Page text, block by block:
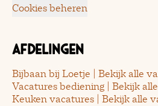
Cookies beheren
Afdelingen
Bijbaan bij Loetje | Bekijk alle
Vacatures bediening | Bekijk
Keuken vacatures | Bekijk alle